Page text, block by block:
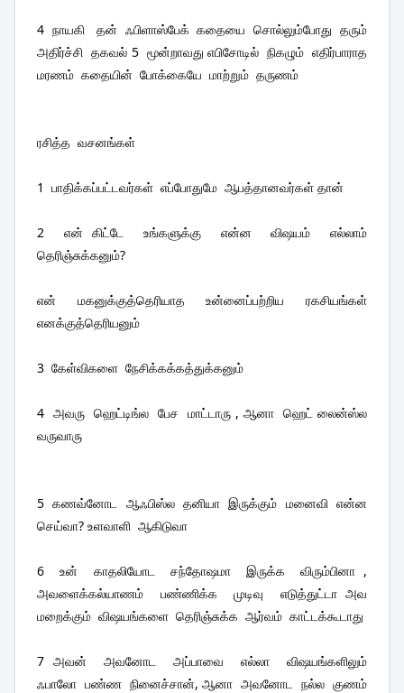
4  நாயகி   தன்  ஃபிளாஸ்பேக்  கதையை  சொல்லும்போது  தரும்
அதிர்ச்சி  தகவல் 5  மூன்றாவது எபிசோடில்  நிகழும்  எதிர்பாராத
மரணம்  கதையின்  போக்கையே  மாற்றும்  தருணம்
ரசித்த  வசனங்கள்
1  பாதிக்கப்பட்டவர்கள்  எப்போதுமே  ஆபத்தானவர்கள் தான்
2  என் கிட்டே  உங்களுக்கு  என்ன  விஷயம்  எல்லாம்
தெரிஞ்சுக்கனும்?
என்  மகனுக்குத்தெரியாத  உன்னைப்பற்றிய  ரகசியங்கள்
எனக்குத்தெரியனும்
3  கேள்விகளை  நேசிக்கக்கத்துக்கனும்
4  அவரு  ஹெட்டிங்ல  பேச  மாட்டாரு , ஆனா  ஹெட் லைன்ஸ்ல
வருவாரு
5  கணவ்னோட  ஆஃபிஸ்ல  தனியா  இருக்கும்  மனைவி  என்ன
செய்வா? உளவாளி  ஆகிடுவா
6  உன்  காதலியோட  சந்தோஷமா  இருக்க  விரும்பினா ,
அவளைக்கல்யாணம்  பண்ணிக்க  முடிவு  எடுத்துட்டா அவ
மறைக்கும்  விஷயங்களை  தெரிஞ்சுக்க  ஆர்வம்  காட்டக்கூடாது
7 அவன்  அவனோட  அப்பாவை  எல்லா  விஷயங்களிலும்
ஃபாலோ  பண்ண  நினைச்சான், ஆனா  அவனோட  நல்ல  குணம்